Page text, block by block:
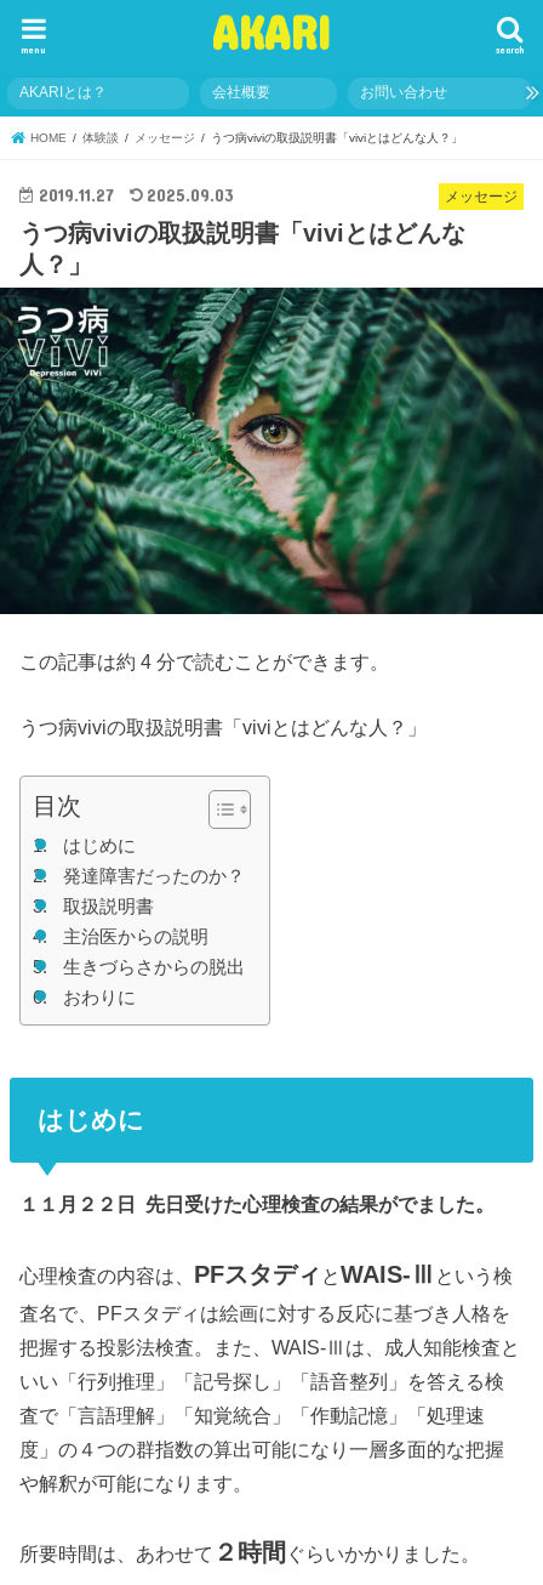
AKARI search
menu
AKARIとは？ 会社概要 お問い合わせ
HOME 体験談 メッセージ うつ病viviの取扱説明書「viviとはどんな人？」
メッセージ
2019.11.27 2025.09.03
うつ病viviの取扱説明書「viviとはどんな
人？」
この記事は約 4 分で読むことができます。
うつ病viviの取扱説明書「viviとはどんな人？」
目次
はじめに
発達障害だったのか？
取扱説明書
主治医からの説明
生きづらさからの脱出
おわりに
はじめに
１１月２２日 先日受けた心理検査の結果がでました。
心理検査の内容は、 PFスタディ とWAIS-Ⅲ という検
査名で、PFスタディは絵画に対する反応に基づき人格を
把握する投影法検査。また、WAIS-Ⅲは、成人知能検査と
いい「行列推理」「記号探し」「語音整列」を答える検
査で「言語理解」「知覚統合」「作動記憶」「処理速
度」の４つの群指数の算出可能になり一層多面的な把握
や解釈が可能になります。
所要時間は、あわせて ２時間 ぐらいかかりました。